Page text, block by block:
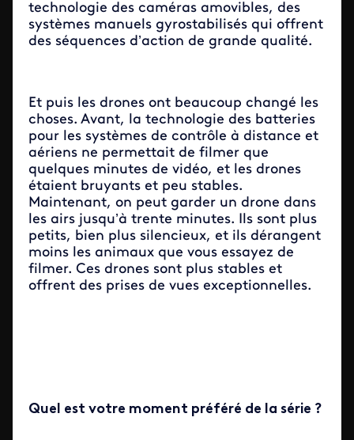
technologie des caméras amovibles, des
systèmes manuels gyrostabilisés qui offrent
des séquences d’action de grande qualité.
Et puis les drones ont beaucoup changé les
choses. Avant, la technologie des batteries
pour les systèmes de contrôle à distance et
aériens ne permettait de filmer que
quelques minutes de vidéo, et les drones
étaient bruyants et peu stables.
Maintenant, on peut garder un drone dans
les airs jusqu’à trente minutes. Ils sont plus
petits, bien plus silencieux, et ils dérangent
moins les animaux que vous essayez de
filmer. Ces drones sont plus stables et
offrent des prises de vues exceptionnelles.
Quel est votre moment préféré de la série ?